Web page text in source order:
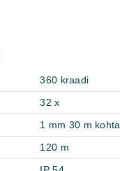
360 kraadi
32 x
1 mm 30 m kohta
120 m